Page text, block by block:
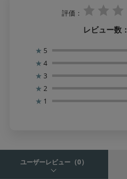
評価：
レビュー数：
★ 5
★ 4
★ 3
★ 2
★ 1
ユーザーレビュー （0）